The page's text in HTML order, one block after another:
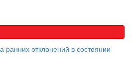
больничной палате
срока лечения...
ранних отклонений в состоянии